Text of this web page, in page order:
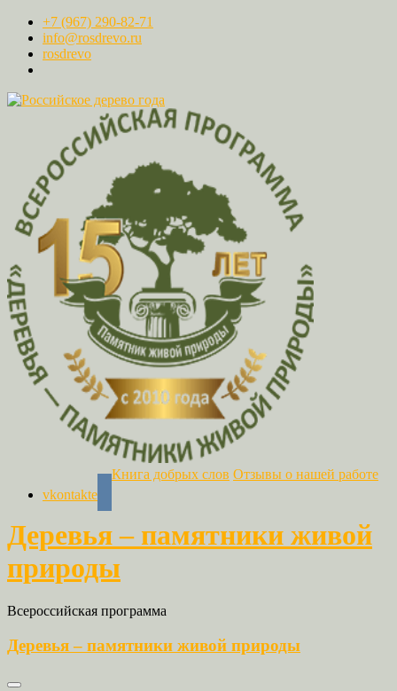
+7 (967) 290-82-71
info@rosdrevo.ru
rosdrevo
vkontakte
Книга добрых слов Отзывы о нашей работе
Деревья – памятники живой
природы
Всероссийская программа
Деревья – памятники живой природы